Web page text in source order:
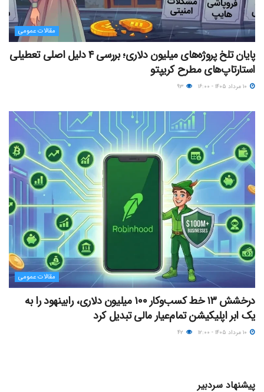
مقالات عمومی
پایان تلخ پروژه‌های میلیون دلاری؛ بررسی ۴ دلیل اصلی تعطیلی
استارتاپ‌های مطرح کریپتو
مقالات عمومی
درخشش ۱۳ خط کسب‌وکار ۱۰۰ میلیون دلاری، رابینهود را به
یک ابر اپلیکیشن تمام‌عیار مالی تبدیل کرد
پیشنهاد سردبیر